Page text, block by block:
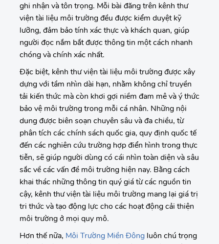
ghi nhận và tôn trọng. Mỗi bài đăng trên kênh thư
viện tài liệu môi trường đều được kiểm duyệt kỹ
lưỡng, đảm bảo tính xác thực và khách quan, giúp
người đọc nắm bắt được thông tin một cách nhanh
chóng và chính xác nhất.
Đặc biệt, kênh thư viện tài liệu môi trường được xây
dựng với tầm nhìn dài hạn, nhằm không chỉ truyền
tải kiến thức mà còn khơi gợi niềm đam mê và ý thức
bảo vệ môi trường trong mỗi cá nhân. Những nội
dung được biên soạn chuyên sâu và đa chiều, từ
phân tích các chính sách quốc gia, quy định quốc tế
đến các nghiên cứu trường hợp điển hình trong thực
tiễn, sẽ giúp người dùng có cái nhìn toàn diện và sâu
sắc về các vấn đề môi trường hiện nay. Bằng cách
khai thác những thông tin quý giá từ các nguồn tin
cậy, kênh thư viện tài liệu môi trường mang lại giá trị
tri thức và tạo động lực cho các hoạt động cải thiện
môi trường ở mọi quy mô.
Hơn thế nữa, Môi Trường Miền Đông luôn chú trọng